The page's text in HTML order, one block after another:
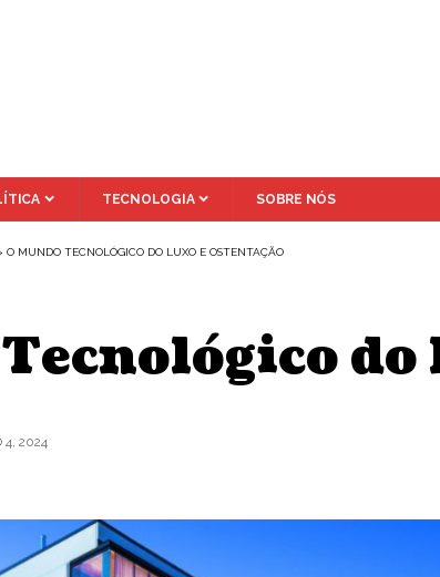
TECNOLOGIA SOBRE NÓS
O MUNDO TECNOLÓGICO DO LUXO E OSTENTAÇÃO
4, 2024